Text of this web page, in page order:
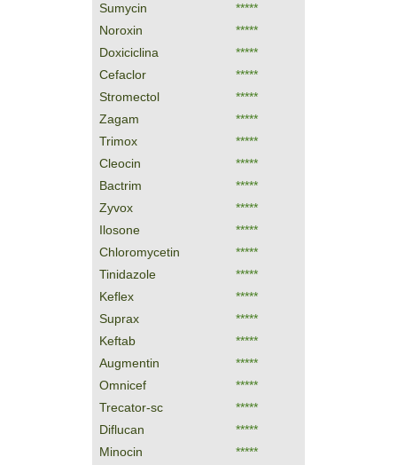
Sumycin
*****
Noroxin
*****
Doxiciclina
*****
Cefaclor
*****
Stromectol
*****
Zagam
*****
Trimox
*****
Cleocin
*****
Bactrim
*****
Zyvox
*****
Ilosone
*****
Chloromycetin
*****
Tinidazole
*****
Keflex
*****
Suprax
*****
Keftab
*****
Augmentin
*****
Omnicef
*****
Trecator-sc
*****
Diflucan
*****
Minocin
*****